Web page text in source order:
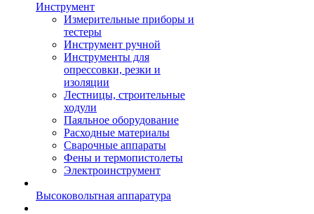
Инструмент
Измерительные приборы и
тестеры
Инструмент ручной
Инструменты для
опрессовки, резки и
изоляции
Лестницы, строительные
ходули
Паяльное оборудование
Расходные материалы
Сварочные аппараты
Фены и термопистолеты
Электроинструмент
Высоковольтная аппаратура